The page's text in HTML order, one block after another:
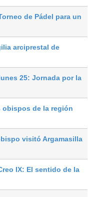
de Pádel para un
arciprestal de
25: Jornada por la
obispos de la región
visitó Argamasilla
IX: El sentido de la